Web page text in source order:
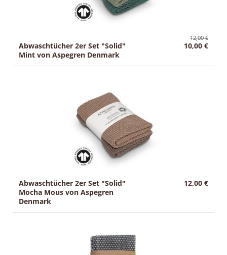
12,00 €
Abwaschtücher 2er Set "Solid"
Mint von Aspegren Denmark
10,00 €
Abwaschtücher 2er Set "Solid"
Mocha Mous von Aspegren
Denmark
12,00 €